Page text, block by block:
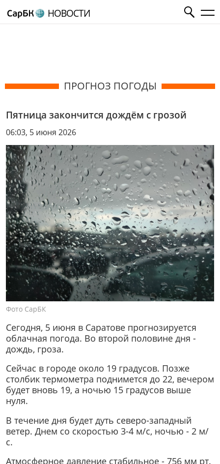
НОВОСТИ
ПРОГНОЗ ПОГОДЫ
Пятница закончится дождëм с грозой
06:03, 5 июня 2026
Фото СарБК
Сегодня, 5 июня в Саратове прогнозируется
облачная погода. Во второй половине дня -
дождь, гроза.
Сейчас в городе около 19 градусов. Позже
столбик термометра поднимется до 22, вечером
будет вновь 19, а ночью 15 градусов выше
нуля.
В течение дня будет дуть северо-западный
ветер. Днем со скоростью 3-4 м/с, ночью - 2 м/
с.
Атмосферное давление стабильное - 756 мм рт.